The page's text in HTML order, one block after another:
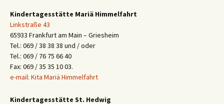
Kindertagesstätte Mariä Himmelfahrt
Linkstraße 43
65933 Frankfurt am Main – Griesheim
Tel.: 069 / 38 38 38 und / oder
Tel.: 069 / 76 75 66 40
Fax: 069 / 35 35 10 03.
e-mail: Kita Mariä Himmelfahrt
Kindertagesstätte St. Hedwig